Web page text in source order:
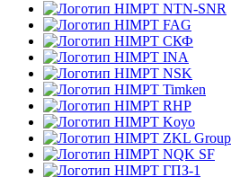
NTN-SNR
FAG
СКФ
INA
NSK
Timken
RHP
Koyo
ZKL Group
NQK SF
ГПЗ-1